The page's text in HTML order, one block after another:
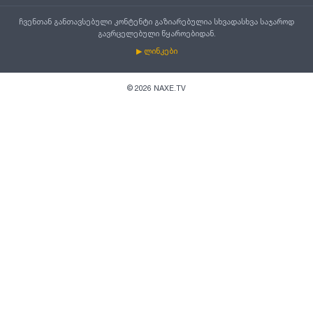
ჩვენთან განთავსებული კონტენტი გაზიარებულია სხვადასხვა საჯაროდ
გავრცელებული წყაროებიდან.
▶ ლინკები
© 2026 NAXE.TV